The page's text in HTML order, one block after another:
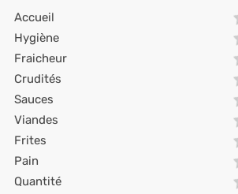
Accueil
Hygiène
Fraicheur
Crudités
Sauces
Viandes
Frites
Pain
Quantité